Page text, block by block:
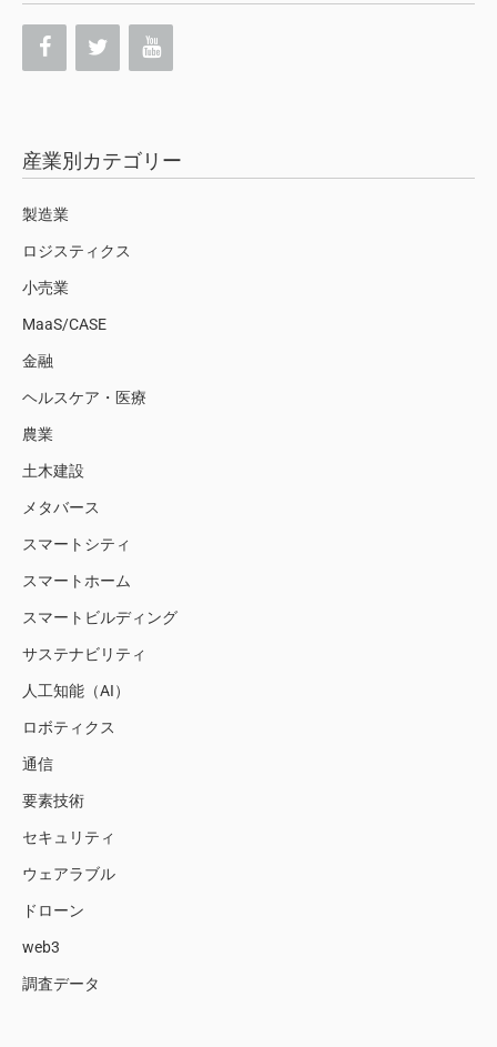
産業別カテゴリー
製造業
ロジスティクス
小売業
MaaS/CASE
金融
ヘルスケア・医療
農業
土木建設
メタバース
スマートシティ
スマートホーム
スマートビルディング
サステナビリティ
人工知能（AI）
ロボティクス
通信
要素技術
セキュリティ
ウェアラブル
ドローン
web3
調査データ